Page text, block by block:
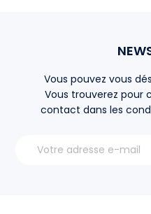
Vous pouvez vous
Vous trouverez pour
contact dans les